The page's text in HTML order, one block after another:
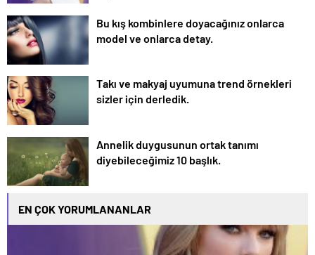
Bu kış kombinlere doyacağınız onlarca
model ve onlarca detay.
Takı ve makyaj uyumuna trend örnekleri
sizler için derledik.
Annelik duygusunun ortak tanımı
diyebileceğimiz 10 başlık.
EN ÇOK YORUMLANANLAR